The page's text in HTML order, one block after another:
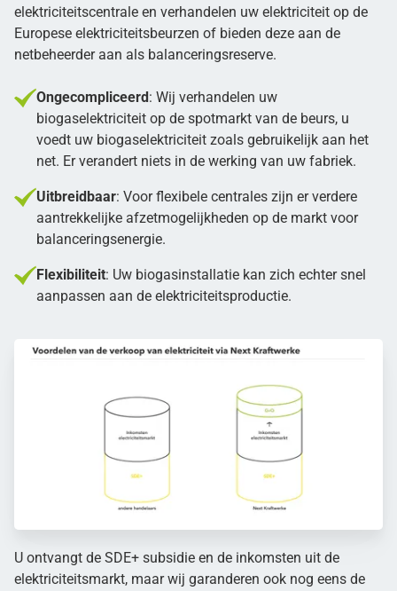
elektriciteitscentrale en verhandelen uw elektriciteit op de
Europese elektriciteitsbeurzen of bieden deze aan de
netbeheerder aan als balanceringsreserve.
Ongecompliceerd: Wij verhandelen uw
biogaselektriciteit op de spotmarkt van de beurs, u
voedt uw biogaselektriciteit zoals gebruikelijk aan het
net. Er verandert niets in de werking van uw fabriek.
Uitbreidbaar: Voor flexibele centrales zijn er verdere
aantrekkelijke afzetmogelijkheden op de markt voor
balanceringsenergie.
Flexibiliteit: Uw biogasinstallatie kan zich echter snel
aanpassen aan de elektriciteitsproductie.
U ontvangt de SDE+ subsidie en de inkomsten uit de
elektriciteitsmarkt, maar wij garanderen ook nog eens de